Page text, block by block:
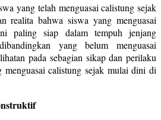
yang telah menguasai calistung sejak
realita bahwa siswa yang menguasai
paling siap dalam tempuh jenjang
yang belum menguasai
pada sebagian sikap dan perilaku
menguasai calistung sejak mulai dini di